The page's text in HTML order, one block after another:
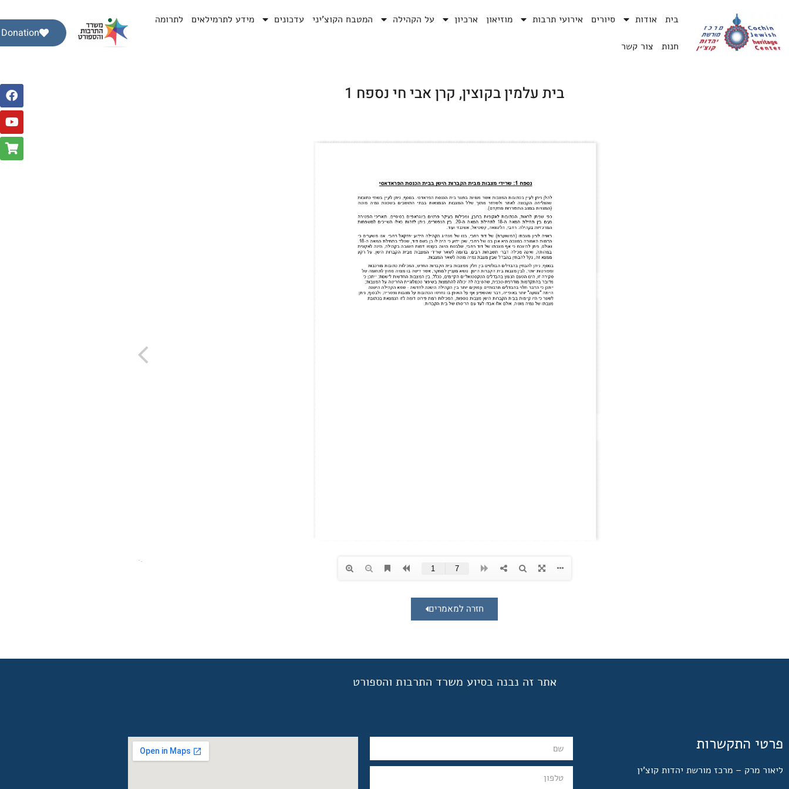
בית אודות סיורים אירועי תרבות מוזיאון ארכיון על הקהילה המטבח הקוצ’יני עדכונים מידע לתרמילאים לתרומה
חנות צור קשר
Donation
בית עלמין בקוצין, קרן אבי חי נספח 1
חזרה למאמרים
אתר זה נבנה בסיוע משרד התרבות והספורט
פרטי התקשרות
ליאור מרק – מרכז מורשת יהדות קוצ'ין